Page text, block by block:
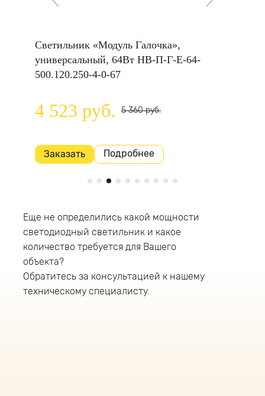
Светильник «Модуль Галочка»,
универсальный, 64Вт НВ-П-Г-Е-64-
500.120.250-4-0-67
4 523 руб. 5 360 руб.
Заказать Подробнее
Еще не определились какой мощности
светодиодный светильник и какое
количество требуется для Вашего
объекта?
Обратитесь за консультацией к нашему
техническому специалисту.